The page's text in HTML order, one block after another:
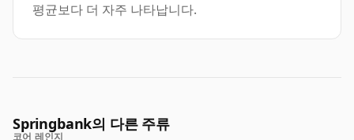
평균보다 더 자주 나타납니다.
Springbank의 다른 주류
코어 레인지